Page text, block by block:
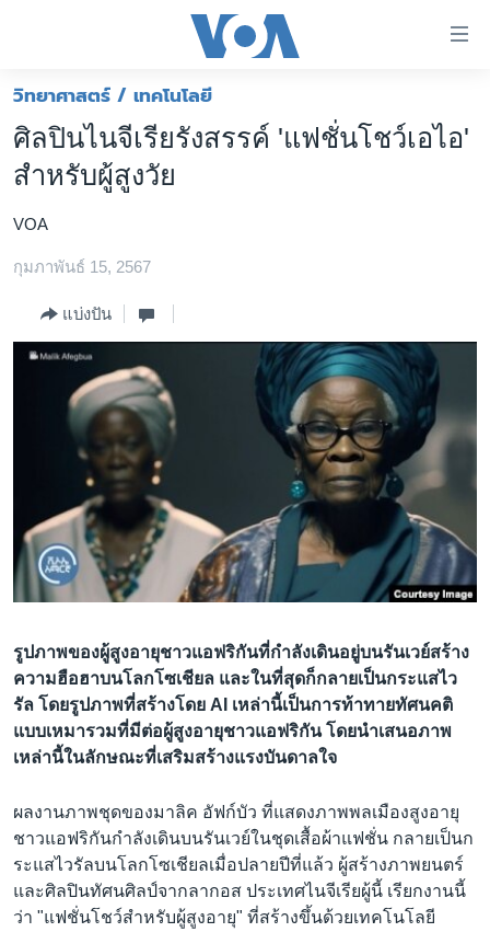
ต่อ
ข้าม
ไป
เนื้อหา
ข้าม
ไป
ข้าม
หน้าหลัก
โลก
เอเชีย
สหรัฐฯ
ไทย
ธุรกิจ
วิทยาศาสตร์
สังคมและสุขภาพ
ไลฟ์สไตล์
ตรวจสอบข่าว
เรียนรู้ภาษาอังกฤษ
พอดคาสต์
ติดตามเรา
เลือกภาษา
วิทยาศาสตร์ / เทคโนโลยี
ศิลปินไนจีเรียรังสรรค์ 'แฟชั่นโชว์เอไอ'
สำหรับผู้สูงวัย
VOA
กุมภาพันธ์ 15, 2567
แบ่งปัน
รูปภาพของผู้สูงอายุชาวแอฟริกันที่กำลังเดินอยู่บนรันเวย์สร้าง
ความฮือฮาบนโลกโซเชียล และในที่สุดก็กลายเป็นกระแสไว
รัล โดยรูปภาพที่สร้างโดย AI เหล่านี้เป็นการท้าทายทัศนคติ
แบบเหมารวมที่มีต่อผู้สูงอายุชาวแอฟริกัน โดยนำเสนอภาพ
เหล่านี้ในลักษณะที่เสริมสร้างแรงบันดาลใจ
ผลงานภาพชุดของมาลิค อัฟก์บัว ที่แสดงภาพพลเมืองสูงอายุ
ชาวแอฟริกันกำลังเดินบนรันเวย์ในชุดเสื้อผ้าแฟชั่น กลายเป็นก
ระแสไวรัลบนโลกโซเชียลเมื่อปลายปีที่แล้ว ผู้สร้างภาพยนตร์
และศิลปินทัศนศิลป์จากลากอส ประเทศไนจีเรียผู้นี้ เรียกงานนี้
ว่า "แฟชั่นโชว์สำหรับผู้สูงอายุ" ที่สร้างขึ้นด้วยเทคโนโลยี